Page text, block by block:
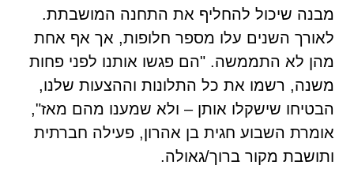
מבנה שיכול להחליף את התחנה המושבתת.
לאורך השנים עלו מספר חלופות, אך אף אחת
מהן לא התממשה. "הם פגשו אותנו לפני פחות
משנה, רשמו את כל התלונות וההצעות שלנו,
הבטיחו שישקלו אותן – ולא שמענו מהם מאז",
אומרת השבוע חגית בן אהרון, פעילה חברתית
ותושבת מקור ברוך/גאולה.